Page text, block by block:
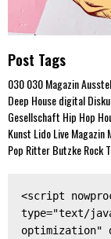
Post Tags
030030 Magazin
Deep Housedigital
Gesellschaft Hip Hop
Kunst LidoLiveMagazin
Pop Ritter ButzkeRock
<script
type="text/
optimization"